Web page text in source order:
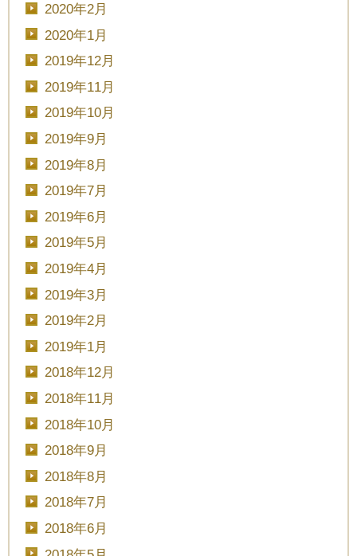
2020年2月
2020年1月
2019年12月
2019年11月
2019年10月
2019年9月
2019年8月
2019年7月
2019年6月
2019年5月
2019年4月
2019年3月
2019年2月
2019年1月
2018年12月
2018年11月
2018年10月
2018年9月
2018年8月
2018年7月
2018年6月